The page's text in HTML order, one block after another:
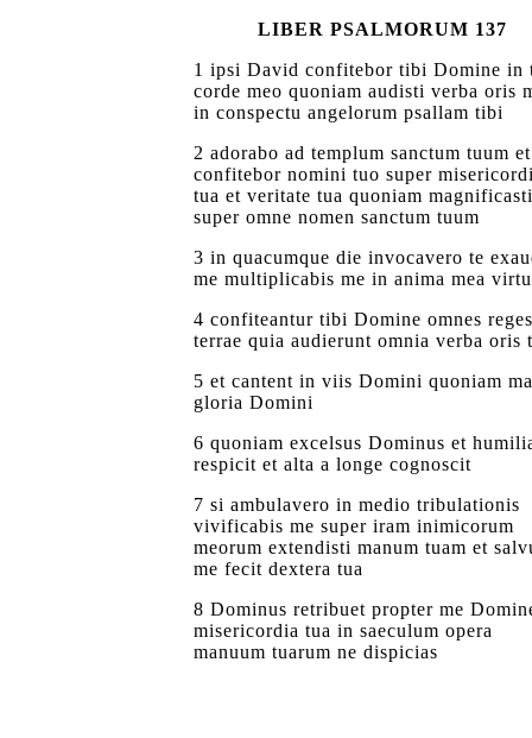
LIBER PSALMORUM 137
1 ipsi David confitebor tibi Domine in
corde meo quoniam audisti verba oris
in conspectu angelorum psallam tibi
2 adorabo ad templum sanctum tuum et
confitebor nomini tuo super
tua et veritate tua quoniam magnificasti
super omne nomen sanctum tuum
3 in quacumque die invocavero te
me multiplicabis me in anima mea
4 confiteantur tibi Domine omnes reges
terrae quia audierunt omnia verba oris
5 et cantent in viis Domini quoniam
gloria Domini
6 quoniam excelsus Dominus et
respicit et alta a longe cognoscit
7 si ambulavero in medio tribulationis
vivificabis me super iram inimicorum
meorum extendisti manum tuam et
me fecit dextera tua
8 Dominus retribuet propter me
misericordia tua in saeculum opera
manuum tuarum ne dispicias